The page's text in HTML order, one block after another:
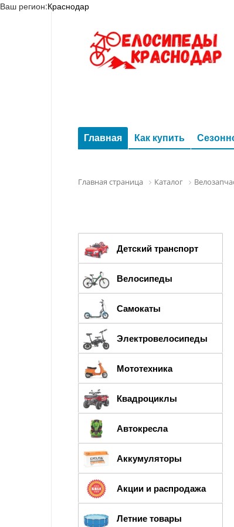
Ваш регион:Краснодар
Главная Как купить
Главная страница Каталог
Детский транспорт
Велосипеды
Самокаты
Электровелосипеды
Мототехника
Квадроциклы
Автокресла
Аккумуляторы
Акции и распродажа
Летние товары